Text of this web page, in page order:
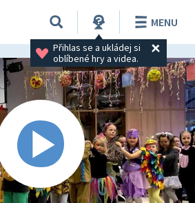
Přihlas se a ukládej si
oblíbené hry a videa.
MENU